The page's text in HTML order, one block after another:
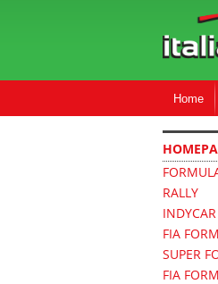
Home
RALLY
INDYCAR
FIA
SUPER
FIA